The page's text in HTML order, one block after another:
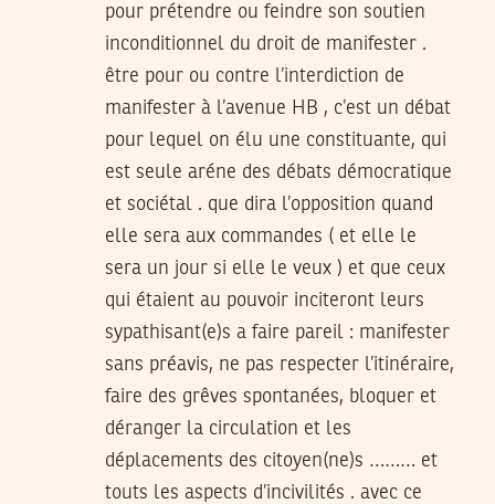
pour prétendre ou feindre son soutien
inconditionnel du droit de manifester .
être pour ou contre l’interdiction de
manifester à l’avenue HB , c’est un débat
pour lequel on élu une constituante, qui
est seule aréne des débats démocratique
et sociétal . que dira l’opposition quand
elle sera aux commandes ( et elle le
sera un jour si elle le veux ) et que ceux
qui étaient au pouvoir inciteront leurs
sypathisant(e)s a faire pareil : manifester
sans préavis, ne pas respecter l’itinéraire,
faire des grêves spontanées, bloquer et
déranger la circulation et les
déplacements des citoyen(ne)s ……… et
touts les aspects d’incivilités . avec ce